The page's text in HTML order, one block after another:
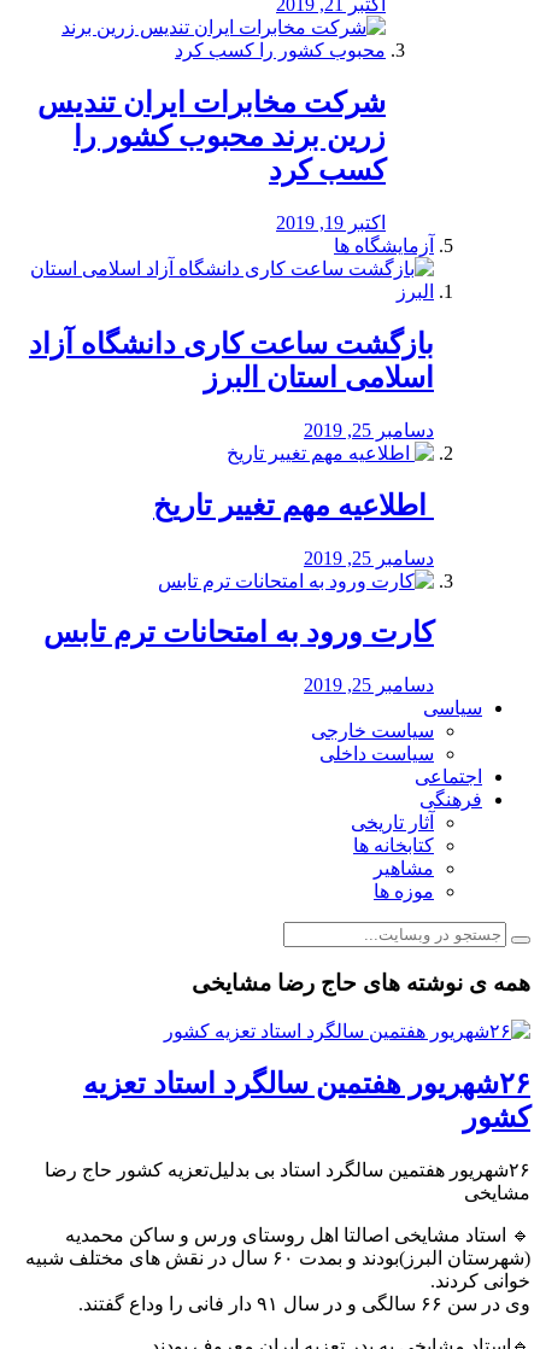
اکتبر 21, 2019
شرکت مخابرات ایران تندیس
زرین برند محبوب کشور را
کسب کرد
اکتبر 19, 2019
آزمایشگاه ها
بازگشت ساعت کاری دانشگاه آزاد
اسلامی استان البرز
دسامبر 25, 2019
️ اطلاعیه مهم تغییر تاریخ
دسامبر 25, 2019
کارت ورود به امتحانات ترم تابس
دسامبر 25, 2019
سیاسی
سیاست خارجی
سیاست داخلی
اجتماعی
فرهنگی
آثار تاریخی
کتابخانه ها
مشاهیر
موزه ها
همه ی نوشته های حاج رضا مشایخی
۲۶شهریور هفتمین سالگرد استاد تعزیه
کشور
۲۶شهریور هفتمین سالگرد استاد بی بدلیل‌تعزیه کشور حاج رضا
مشایخی
🔹️ استاد مشایخی اصالتا اهل روستای ورس و ساکن محمدیه
(شهرستان البرز)بودند و بمدت ۶۰ سال در نقش های مختلف شبیه
خوانی کردند.
وی در سن ۶۶ سالگی و در سال ۹۱ دار فانی را وداع گفتند.